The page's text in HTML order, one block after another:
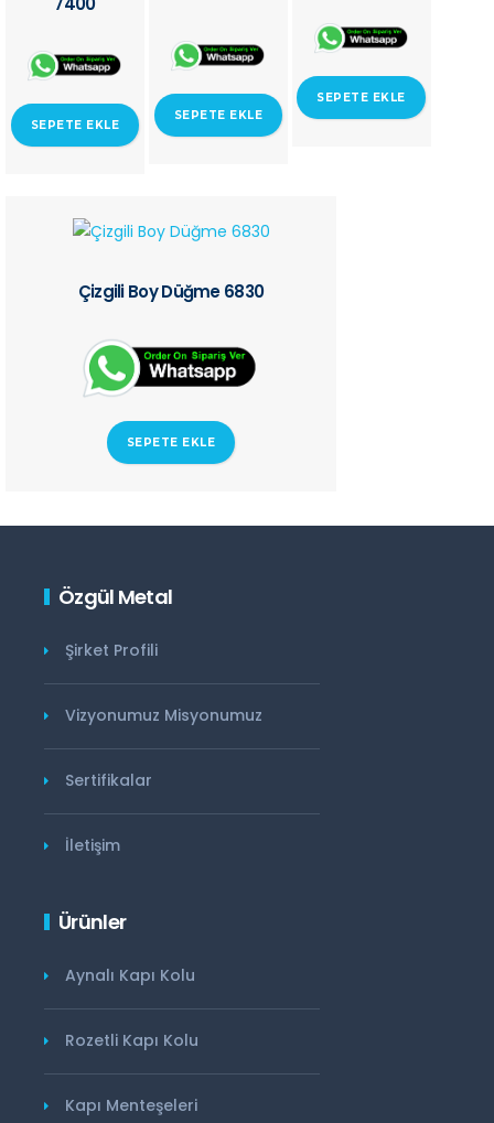
SEPETE EKLE
SEPETE EKLE
SEPETE EKLE
Çizgili Boy Düğme 6830
SEPETE EKLE
Özgül Metal
Şirket Profili
Vizyonumuz Misyonumuz
Sertifikalar
İletişim
Ürünler
Aynalı Kapı Kolu
Rozetli Kapı Kolu
Kapı Menteşeleri